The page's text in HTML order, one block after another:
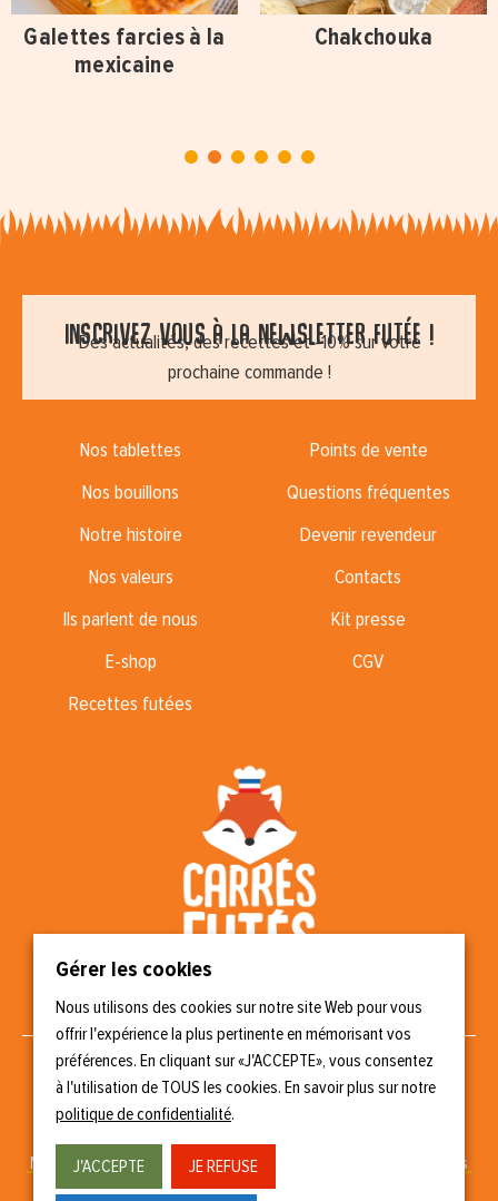
Galettes farcies à la
mexicaine
Chakchouka
3 4 5 6
Inscrivez vous à la newsletter futée !
Des actualités, des recettes et -10% sur votre
prochaine commande !
Nos tablettes
Nos bouillons
Notre histoire
Nos valeurs
Ils parlent de nous
E-shop
Recettes futées
Points de vente
Questions fréquentes
Devenir revendeur
Contacts
Kit presse
CGV
Nous suivre
Mentions légales – Politique de confidentialité Gérer les cookies
Gérer les cookies
Nous utilisons des cookies sur notre site Web pour vous
offrir l'expérience la plus pertinente en mémorisant vos
préférences. En cliquant sur «J'ACCEPTE», vous consentez
à l'utilisation de TOUS les cookies. En savoir plus sur notre
politique de confidentialité.
J'ACCEPTE JE REFUSE